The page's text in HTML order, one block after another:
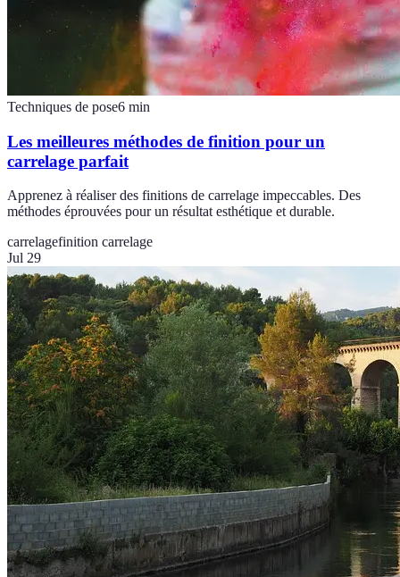
Techniques de pose6 min
Les meilleures méthodes de finition pour un
carrelage parfait
Apprenez à réaliser des finitions de carrelage impeccables. Des
méthodes éprouvées pour un résultat esthétique et durable.
carrelagefinition carrelage
Jul 29